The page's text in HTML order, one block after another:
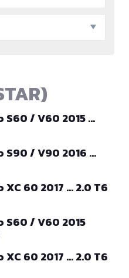
/ V60 2015 …
S90 / V90 2016 …
60 2017 … 2.0 T6
S60 / V60 2015
60 2017 … 2.0 T6